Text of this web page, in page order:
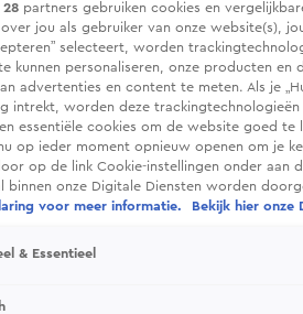
28 partners gebruiken cookies en
jou als gebruiker van onze website(s),
selecteert, worden
kunnen personaliseren, onze producten en
advertenties en content te meten. Als je
intrekt, worden deze trackingtechnologieën
essentiële cookies om de website goed te
op ieder moment opnieuw openen om je
op de link Cookie-instellingen onder aan
binnen onze Digitale Diensten worden
voor meer informatie.
Bekijk hier onze
& Essentieel